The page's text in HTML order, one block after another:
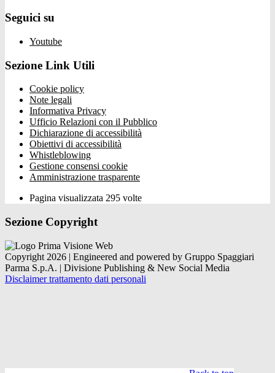
Seguici su
Youtube
Sezione Link Utili
Cookie policy
Note legali
Informativa Privacy
Ufficio Relazioni con il Pubblico
Dichiarazione di accessibilità
Obiettivi di accessibilità
Whistleblowing
Gestione consensi cookie
Amministrazione trasparente
Pagina visualizzata 295 volte
Sezione Copyright
Copyright 2026 | Engineered and powered by Gruppo Spaggiari
Parma S.p.A. | Divisione Publishing & New Social Media
Disclaimer trattamento dati personali